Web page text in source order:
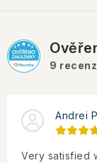
9
Andrei
Very satisfied